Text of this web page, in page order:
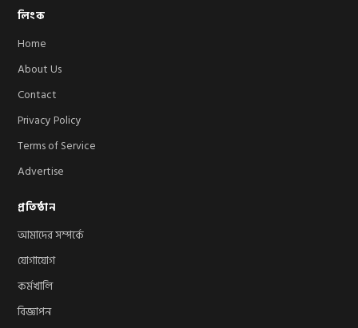
লিংক
Home
About Us
Contact
Privacy Policy
Terms of Service
Advertise
প্রতিষ্ঠান
আমাদের সম্পর্কে
যোগাযোগ
কর্মখালি
বিজ্ঞাপন